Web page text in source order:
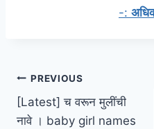
-:
Post
navigation
PREVIOUS
[Latest] च वरून मुलींची
नावे । baby girl names